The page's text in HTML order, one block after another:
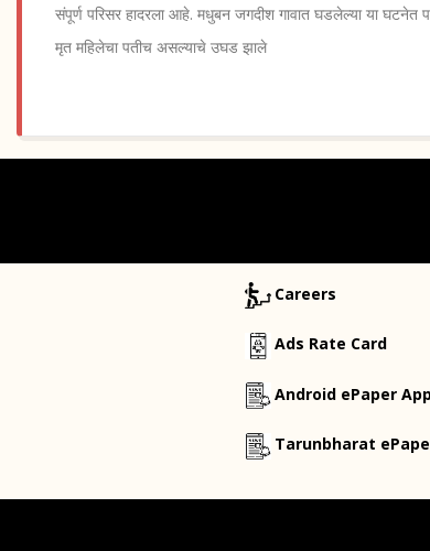
संपूर्ण परिसर हादरला आहे. मधुबन जगदीश गावात घडलेल्या या घटनेत
मृत महिलेचा पतीच असल्याचे उघड झाले
Careers
Ads Rate Card
Android ePaper App
Tarunbharat